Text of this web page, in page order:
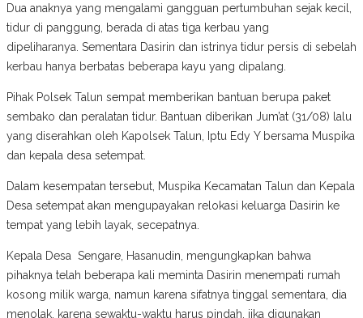
Dua anaknya yang mengalami gangguan pertumbuhan sejak kecil,
tidur di panggung, berada di atas tiga kerbau yang
dipeliharanya. Sementara Dasirin dan istrinya tidur persis di sebelah
kerbau hanya berbatas beberapa kayu yang dipalang.
Pihak Polsek Talun sempat memberikan bantuan berupa paket
sembako dan peralatan tidur. Bantuan diberikan Jum’at (31/08) lalu
yang diserahkan oleh Kapolsek Talun, Iptu Edy Y bersama Muspika
dan kepala desa setempat.
Dalam kesempatan tersebut, Muspika Kecamatan Talun dan Kepala
Desa setempat akan mengupayakan relokasi keluarga Dasirin ke
tempat yang lebih layak, secepatnya.
Kepala Desa Sengare, Hasanudin, mengungkapkan bahwa
pihaknya telah beberapa kali meminta Dasirin menempati rumah
kosong milik warga, namun karena sifatnya tinggal sementara, dia
menolak, karena sewaktu-waktu harus pindah, jika digunakan